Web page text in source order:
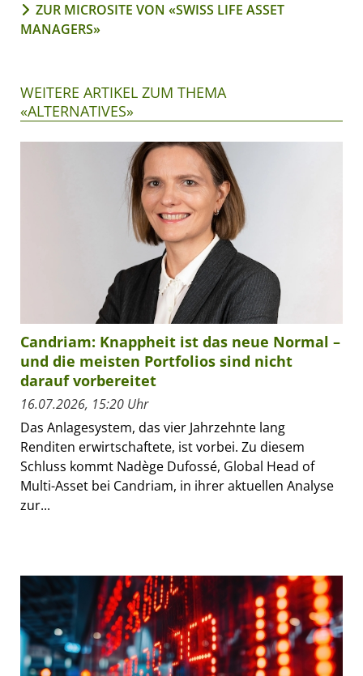
ZUR MICROSITE VON «SWISS LIFE ASSET
MANAGERS»
WEITERE ARTIKEL ZUM THEMA
«ALTERNATIVES»
Candriam: Knappheit ist das neue Normal –
und die meisten Portfolios sind nicht
darauf vorbereitet
16.07.2026, 15:20 Uhr
Das Anlagesystem, das vier Jahrzehnte lang
Renditen erwirtschaftete, ist vorbei. Zu diesem
Schluss kommt Nadège Dufossé, Global Head of
Multi-Asset bei Candriam, in ihrer aktuellen Analyse
zur...